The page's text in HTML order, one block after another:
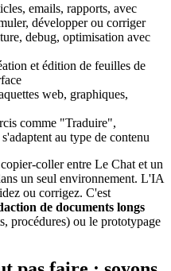
emails, rapports, avec
développer ou corriger
debug, optimisation avec
et édition de feuilles de
web, graphiques,
comme "Traduire",
au type de contenu
coller entre Le Chat et un
un seul environnement. L'IA
ou corrigez. C'est
de documents longs
procédures) ou le prototypage